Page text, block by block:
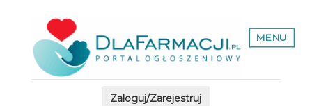
MENU
Zaloguj/Zarejestruj